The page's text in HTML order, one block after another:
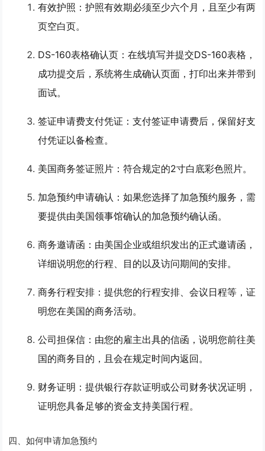
有效护照 ：护照有效期必须至少六个月，且至少有两
页空白页。
DS-160表格确认页 ：在线填写并提交DS-160表格，
成功提交后，系统将生成确认页面，打印出来并带到
面试。
签证申请费支付凭证 ：支付签证申请费后，保留好支
付凭证以备检查。
美国商务签证照片 ：符合规定的2寸白底彩色照片。
加急预约申请确认 ：如果您选择了加急预约服务，需
要提供由美国领事馆确认的加急预约确认函。
商务邀请函 ：由美国企业或组织发出的正式邀请函，
详细说明您的行程、目的以及访问期间的安排。
商务行程安排 ：提供您的行程安排、会议日程等，证
明您在美国的商务活动。
公司担保信 ：由您的雇主出具的信函，说明您前往美
国的商务目的，且会在规定时间内返回。
财务证明 ：提供银行存款证明或公司财务状况证明，
证明您具备足够的资金支持美国行程。
四、如何申请加急预约